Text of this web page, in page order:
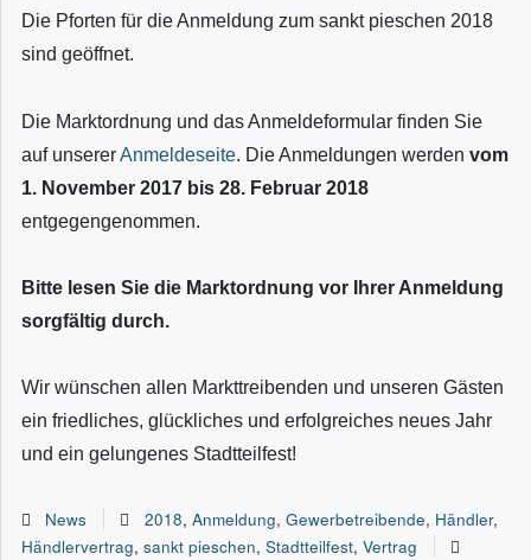
Die Pforten für die Anmeldung zum sankt pieschen 2018
sind geöffnet.
Die Marktordnung und das Anmeldeformular finden Sie
auf unsererAnmeldeseite. Die Anmeldungen werden vom
1. November 2017 bis 28. Februar 2018
entgegengenommen.
Bitte lesen Sie die Marktordnung vor Ihrer Anmeldung
sorgfältig durch.
Wir wünschen allen Markttreibenden und unseren Gästen
ein friedliches, glückliches und erfolgreiches neues Jahr
und ein gelungenes Stadtteilfest!
News 2018, Anmeldung, Gewerbetreibende, Händler,
Händlervertrag, sankt pieschen, Stadtteilfest, Vertrag